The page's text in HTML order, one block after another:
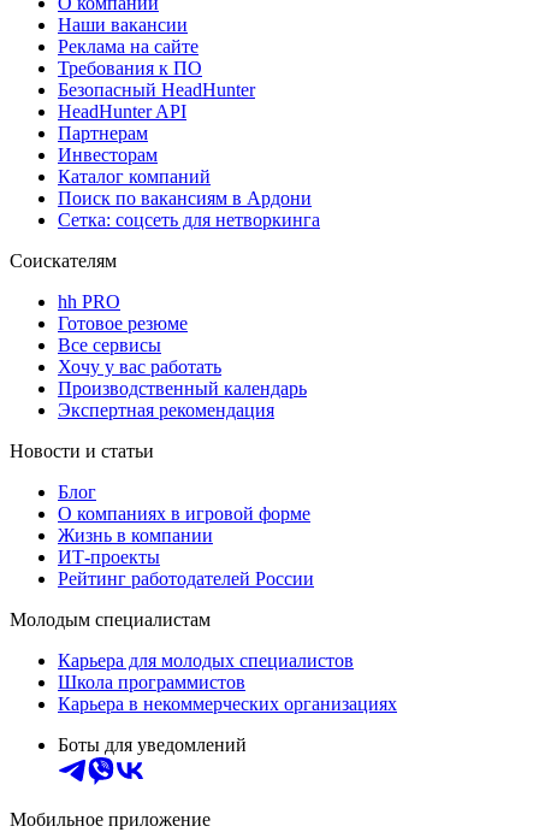
Наши вакансии
Реклама на сайте
Требования к ПО
Безопасный HeadHunter
HeadHunter API
Партнерам
Инвесторам
Каталог компаний
Поиск по вакансиям в Ардони
Сетка: соцсеть для нетворкинга
Соискателям
hh PRO
Готовое резюме
Все сервисы
Хочу у вас работать
Производственный календарь
Экспертная рекомендация
Новости и статьи
Блог
О компаниях в игровой форме
Жизнь в компании
ИТ-проекты
Рейтинг работодателей России
Молодым специалистам
Карьера для молодых специалистов
Школа программистов
Карьера в некоммерческих организациях
Боты для уведомлений
Мобильное приложение